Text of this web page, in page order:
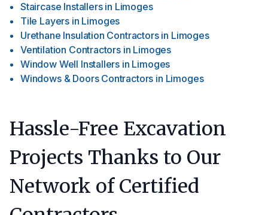
Staircase Installers in Limoges
Tile Layers in Limoges
Urethane Insulation Contractors in Limoges
Ventilation Contractors in Limoges
Window Well Installers in Limoges
Windows & Doors Contractors in Limoges
Hassle-Free Excavation
Projects Thanks to Our
Network of Certified